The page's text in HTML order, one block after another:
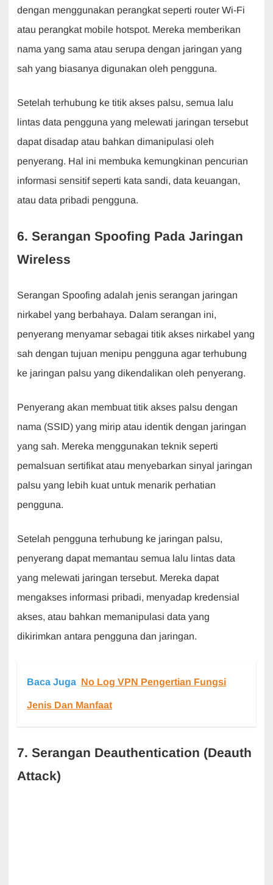
dengan menggunakan perangkat seperti router Wi-Fi
atau perangkat mobile hotspot. Mereka memberikan
nama yang sama atau serupa dengan jaringan yang
sah yang biasanya digunakan oleh pengguna.
Setelah terhubung ke titik akses palsu, semua lalu
lintas data pengguna yang melewati jaringan tersebut
dapat disadap atau bahkan dimanipulasi oleh
penyerang. Hal ini membuka kemungkinan pencurian
informasi sensitif seperti kata sandi, data keuangan,
atau data pribadi pengguna.
6. Serangan Spoofing Pada Jaringan
Wireless
Serangan Spoofing adalah jenis serangan jaringan
nirkabel yang berbahaya. Dalam serangan ini,
penyerang menyamar sebagai titik akses nirkabel yang
sah dengan tujuan menipu pengguna agar terhubung
ke jaringan palsu yang dikendalikan oleh penyerang.
Penyerang akan membuat titik akses palsu dengan
nama (SSID) yang mirip atau identik dengan jaringan
yang sah. Mereka menggunakan teknik seperti
pemalsuan sertifikat atau menyebarkan sinyal jaringan
palsu yang lebih kuat untuk menarik perhatian
pengguna.
Setelah pengguna terhubung ke jaringan palsu,
penyerang dapat memantau semua lalu lintas data
yang melewati jaringan tersebut. Mereka dapat
mengakses informasi pribadi, menyadap kredensial
akses, atau bahkan memanipulasi data yang
dikirimkan antara pengguna dan jaringan.
Baca Juga No Log VPN Pengertian Fungsi
Jenis Dan Manfaat
7. Serangan Deauthentication (Deauth
Attack)